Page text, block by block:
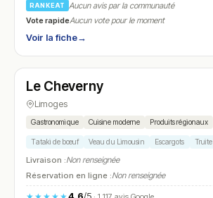
RANKEAT
Aucun avis par la communauté
Vote rapideAucun vote pour le moment
Voir la fiche→
N° 21
Le Cheverny
Limoges
Gastronomique Cuisine moderne Produits régionaux
Tataki de bœuf Veau du Limousin Escargots Truite
Livraison :Non renseignée
Réservation en ligne :Non renseignée
★★★★★